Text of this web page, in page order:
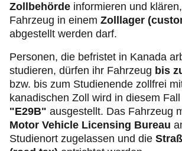
Zollbehörde informieren und
Fahrzeug in einem Zolllager
abgestellt werden darf.
Personen, die befristet in Kanada
studieren, dürfen ihr Fahrzeug bis
bzw. bis zum Studienende zollfrei
kanadischen Zoll wird in diesem
"E29B" ausgestellt. Das Fahrzeug
Motor Vehicle Licensing Bureau
Studienort zugelassen und die